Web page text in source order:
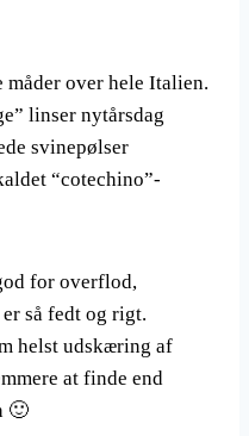
over hele Italien.
linser nytårsdag
svinepølser
“cotechino”-
for overflod,
så fedt og rigt.
helst udskæring af
at finde end
🙂